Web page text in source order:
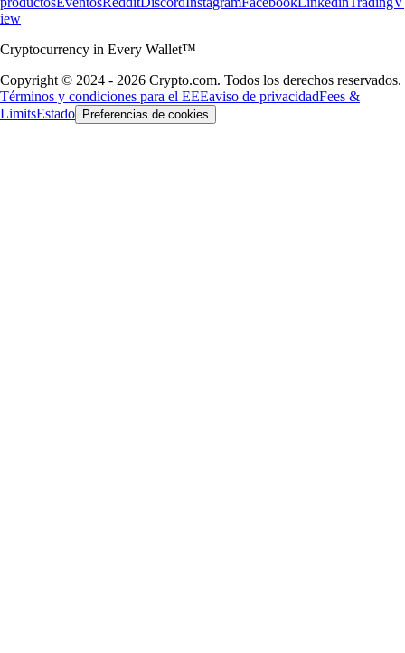
iew
Cryptocurrency in Every Wallet™
Copyright © 2024 - 2026 Crypto.com. Todos los derechos reservados.
Términos y condiciones para el EEEaviso de privacidadFees &
LimitsEstado Preferencias de cookies